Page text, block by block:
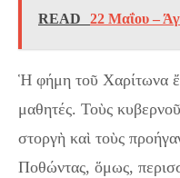
READ 22 Μαΐου –
Ἡ φήμη τοῦ Χαρίτωνα
μαθητές. Τοὺς
στοργὴ καὶ τοὺς
Ποθώντας, ὅμως,